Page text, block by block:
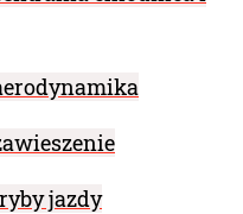
jazdy